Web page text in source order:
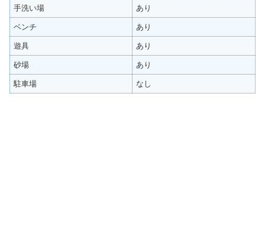
手洗い場 あり
ベンチ あり
遊具 あり
砂場 あり
駐車場 なし